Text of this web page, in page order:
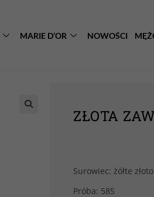
MARIE D’OR NOWOŚCI
ZŁOTA
Surowiec: żółte złoto
Próba: 585